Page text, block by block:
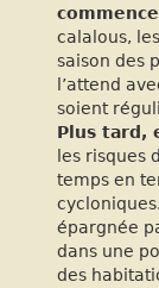
calalous,
saison des
l’attend
soient
Plus tard,
les risques
temps en
épargnée
dans une
des